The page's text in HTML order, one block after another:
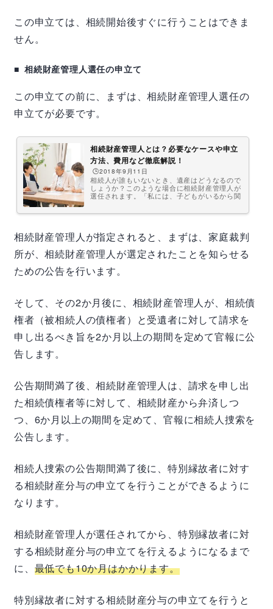
この申立ては、相続開始後すぐに行うことはできま
せん。
相続財産管理人選任の申立て
この申立ての前に、まずは、相続財産管理人選任の
申立てが必要です。
相続財産管理人とは？必要なケースや申立
方法、費用など徹底解説！
🕒️2018年9月11日
相続人が誰もいないとき、遺産はどうなるので
しょうか？このような場合に相続財産管理人が
選任されます。「私には、子どもがいるから関
も、もし、全員が相続放棄をしたら…。少子高
ん。是非参考にしてください。相続財産管理人
とは？相続財産管理人とは、相続人がいない場
合や、すべての相続人が相続放棄や限定承認し
た場合等に、相続人の代わりに相続財産を管理
する人のことです。相続財産管理人は、申立...
相続財産管理人が指定されると、まずは、家庭裁判
所が、相続財産管理人が選定されたことを知らせる
ための公告を行います。
そして、その2か月後に、相続財産管理人が、相続債
権者（被相続人の債権者）と受遺者に対して請求を
申し出るべき旨を2か月以上の期間を定めて官報に公
告します。
公告期間満了後、相続財産管理人は、請求を申し出
た相続債権者等に対して、相続財産から弁済しつ
つ、6か月以上の期間を定めて、官報に相続人捜索を
公告します。
相続人捜索の公告期間満了後に、特別縁故者に対す
る相続財産分与の申立てを行うことができるように
なります。
相続財産管理人が選任されてから、特別縁故者に対
する相続財産分与の申立てを行えるようになるまで
に、 最低でも10か月はかかります。
特別縁故者に対する相続財産分与の申立てを行うと